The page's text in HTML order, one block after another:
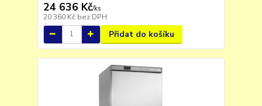
24 636 Kč/ks
20 360 Kč bez DPH
Přidat do košíku